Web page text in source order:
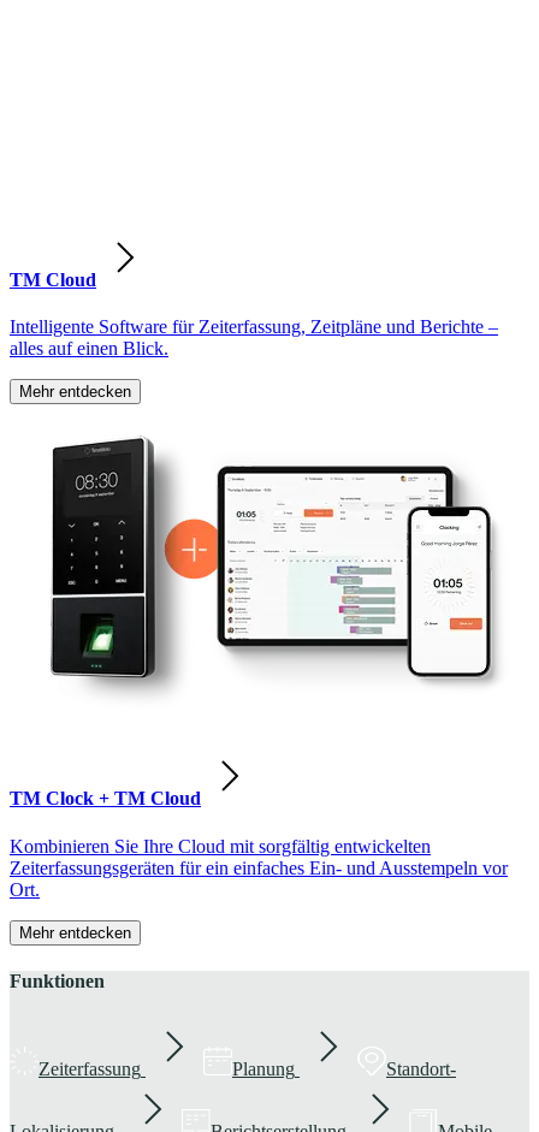
TM Cloud
Intelligente Software für Zeiterfassung, Zeitpläne und Berichte –
alles auf einen Blick.
Mehr entdecken
TM Clock + TM Cloud
Kombinieren Sie Ihre Cloud mit sorgfältig entwickelten
Zeiterfassungsgeräten für ein einfaches Ein- und Ausstempeln vor
Ort.
Mehr entdecken
Funktionen
Zeiterfassung Planung Standort-